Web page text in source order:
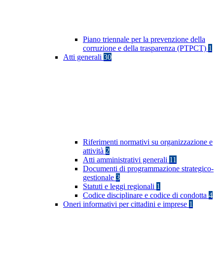
Piano triennale per la prevenzione della
corruzione e della trasparenza (PTPCT) 1
Atti generali 30
Riferimenti normativi su organizzazione e
attività 2
Atti amministrativi generali 11
Documenti di programmazione strategico-
gestionale 3
Statuti e leggi regionali 1
Codice disciplinare e codice di condotta 4
Oneri informativi per cittadini e imprese 1